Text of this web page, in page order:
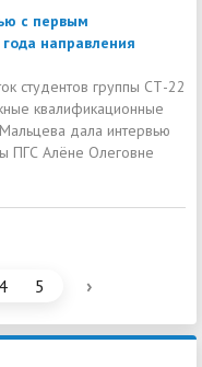
с первым
направления
студентов группы СТ-22
квалификационные
дала интервью
ПГС Алёне Олеговне
4 5 ›